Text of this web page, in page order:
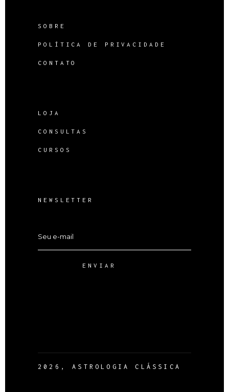
SOBRE
POLÍTICA DE PRIVACIDADE
CONTATO
LOJA
CONSULTAS
CURSOS
NEWSLETTER
ENVIAR
2026, ASTROLOGIA CLÁSSICA